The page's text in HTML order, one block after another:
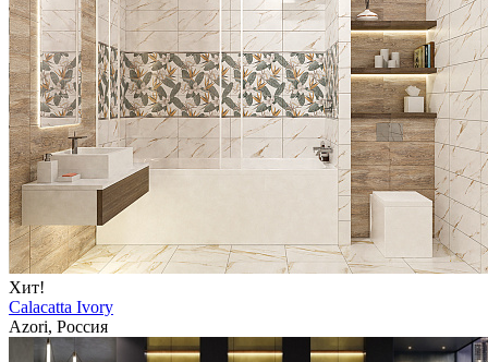
Хит!
Calacatta Ivory
Azori, Россия